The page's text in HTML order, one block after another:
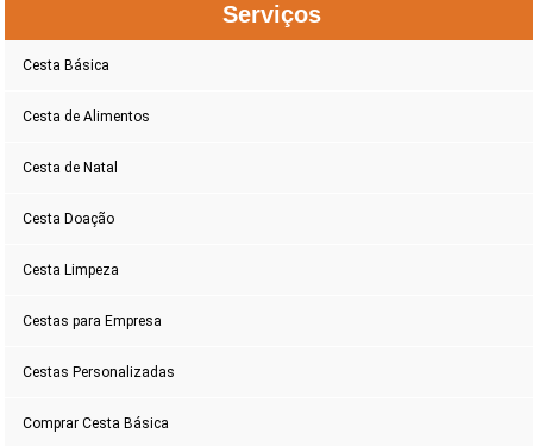
Serviços
Cesta Básica
Cesta de Alimentos
Cesta de Natal
Cesta Doação
Cesta Limpeza
Cestas para Empresa
Cestas Personalizadas
Comprar Cesta Básica